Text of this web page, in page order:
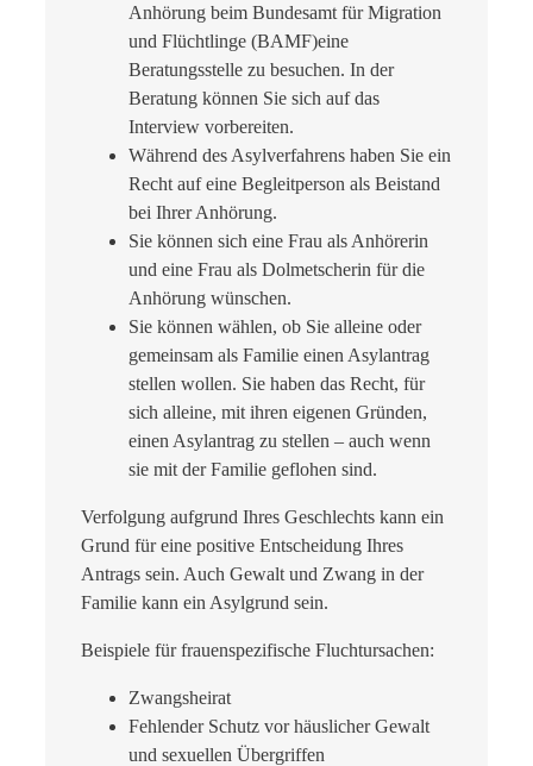
Anhörung beim Bundesamt für Migration
und Flüchtlinge (BAMF)eine
Beratungsstelle zu besuchen. In der
Beratung können Sie sich auf das
Interview vorbereiten.
Während des Asylverfahrens haben Sie ein
Recht auf eine Begleitperson als Beistand
bei Ihrer Anhörung.
Sie können sich eine Frau als Anhörerin
und eine Frau als Dolmetscherin für die
Anhörung wünschen.
Sie können wählen, ob Sie alleine oder
gemeinsam als Familie einen Asylantrag
stellen wollen. Sie haben das Recht, für
sich alleine, mit ihren eigenen Gründen,
einen Asylantrag zu stellen – auch wenn
sie mit der Familie geflohen sind.
Verfolgung aufgrund Ihres Geschlechts kann ein
Grund für eine positive Entscheidung Ihres
Antrags sein. Auch Gewalt und Zwang in der
Familie kann ein Asylgrund sein.
Beispiele für frauenspezifische Fluchtursachen:
Zwangsheirat
Fehlender Schutz vor häuslicher Gewalt
und sexuellen Übergriffen